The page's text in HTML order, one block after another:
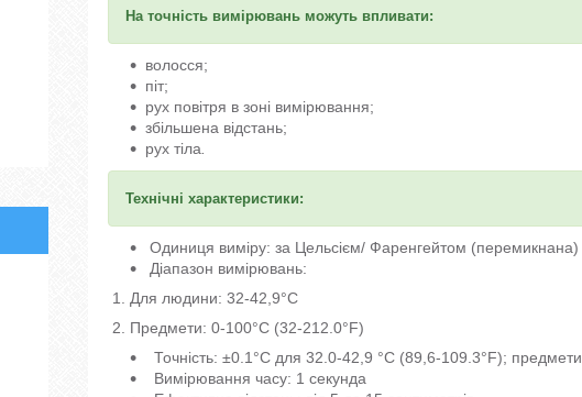
На точність вимірювань можуть впливати:
волосся;
піт;
рух повітря в зоні вимірювання;
збільшена відстань;
рух тіла
Технічні характеристики:
Одиниця виміру: за Цельсієм/ Фаренгейтом (перемикнана)
Діапазон вимірювань:
1. Для людини: 32-42,9°C
2. Предмети: 0-100°C (32-212.0°F)
Точність: ±0.1°C для 32.0-42,9 °C (89,6-109.3°F);
Вимірювання часу: 1 секунда